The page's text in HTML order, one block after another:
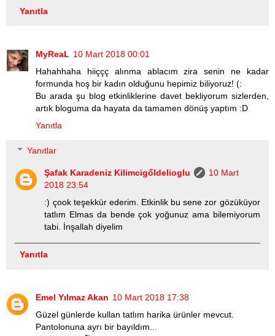
Yanıtla
MyReaL 10 Mart 2018 00:01
Hahahhaha hiiççç alınma ablacım zira senin ne kadar
formunda hoş bir kadın olduğunu hepimiz biliyoruz! (:
Bu arada şu blog etkinliklerine davet bekliyorum sizlerden,
artık bloguma da hayata da tamamen dönüş yaptım :D
Yanıtla
Yanıtlar
Şafak Karadeniz Kilimcigőldelioglu
10 Mart
2018 23:54
:) çook teşekkür ederim. Etkinlik bu sene zor gözüküyor
tatlım Elmas da bende çok yoğunuz ama bilemiyorum
tabi. İnşallah diyelim
Yanıtla
Emel Yılmaz Akan 10 Mart 2018 17:38
Güzel günlerde kullan tatlım harika ürünler mevcut.
Pantolonuna ayrı bir bayıldım...